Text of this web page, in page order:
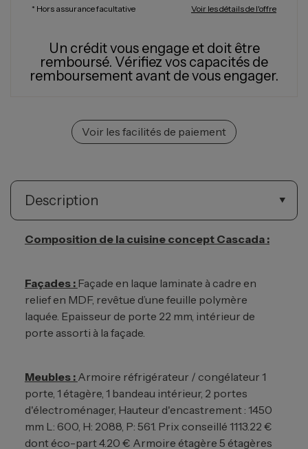
* Hors assurance facultative Voir les détails de l'offre
Un crédit vous engage et doit être
remboursé. Vérifiez vos capacités de
remboursement avant de vous engager.
Voir les facilités de paiement
Description
Composition de la cuisine concept Cascada :
Façades : Façade en laque laminate à cadre en
relief en MDF, revêtue d’une feuille polymère
laquée. Epaisseur de porte 22 mm, intérieur de
porte assorti à la façade.
Meubles : Armoire réfrigérateur / congélateur 1
porte, 1 étagère, 1 bandeau intérieur, 2 portes
d'électroménager, Hauteur d'encastrement : 1450
mm L: 600, H: 2088, P: 561. Prix conseillé 1113.22 €
dont éco-part 4.20 € Armoire étagère 5 étagères